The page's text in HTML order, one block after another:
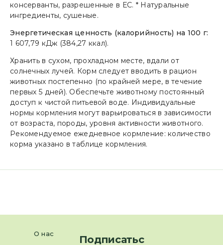
консерванты, разрешенные в ЕС. * Натуральные
ингредиенты, сушеные.
Энергетическая ценность (калорийность) на 100 г:
1 607,79 кДж (384,27 ккал).
Хранить в сухом, прохладном месте, вдали от
солнечных лучей. Корм следует вводить в рацион
животных постепенно (по крайней мере, в течение
первых 5 дней). Обеспечьте животному постоянный
доступ к чистой питьевой воде. Индивидуальные
нормы кормления могут варьироваться в зависимости
от возраста, породы, уровня активности животного.
Рекомендуемое ежедневное кормление: количество
корма указано в таблице кормления.
О нас
Подписатьс